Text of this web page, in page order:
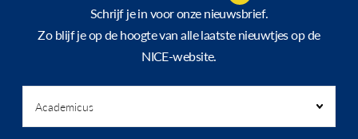
Schrijf je in voor onze nieuwsbrief.
Zo blijf je op de hoogte van alle laatste nieuwtjes op de
NICE-website.